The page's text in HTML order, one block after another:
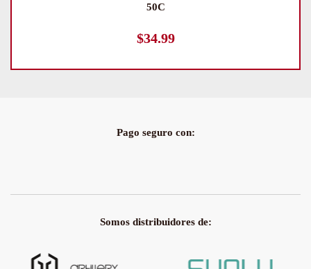
50C
$34.99
Pago seguro con:
Somos distribuidores de: